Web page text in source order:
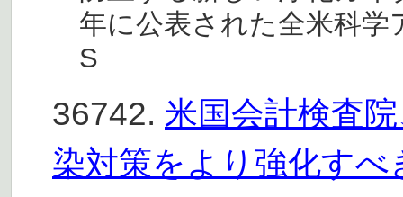
年に公表された全米科学
S
36742. 米国会計検査
染対策をより強化す